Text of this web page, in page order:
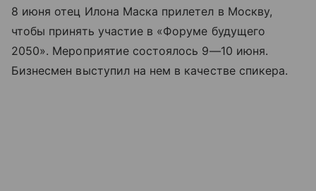
8 июня отец Илона Маска прилетел в Москву,
чтобы принять участие в «Форуме будущего
2050». Мероприятие состоялось 9—10 июня.
Бизнесмен выступил на нем в качестве спикера.